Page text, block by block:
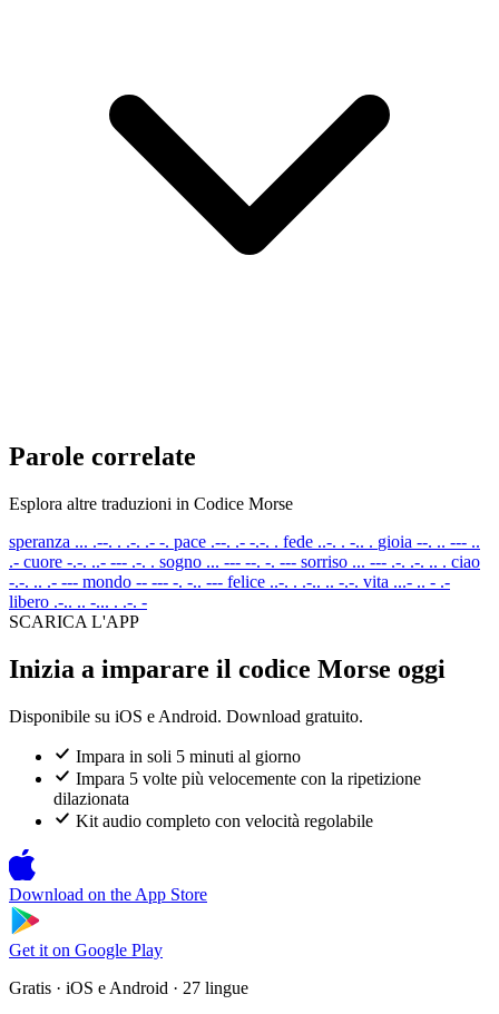
Parole correlate
Esplora altre traduzioni in Codice Morse
speranza ... .--. . .-. .- -. pace .--. .- -.-. . fede ..-. . -.. . gioia --. .. --- ..
.- cuore -.-. ..- --- .-. . sogno ... --- --. -. --- sorriso ... --- .-. .-. .. . ciao
-.-. .. .- --- mondo -- --- -. -.. --- felice ..-. . .-.. .. -.-. vita ...- .. - .-
libero .-.. .. -... . .-. -
SCARICA L'APP
Inizia a imparare il codice Morse oggi
Disponibile su iOS e Android. Download gratuito.
Impara in soli 5 minuti al giorno
Impara 5 volte più velocemente con la ripetizione
dilazionata
Kit audio completo con velocità regolabile
Download on the App Store
Get it on Google Play
Gratis · iOS e Android · 27 lingue